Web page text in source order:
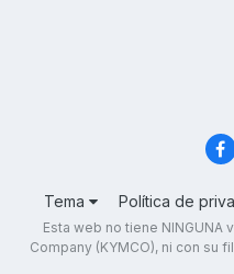
Tema Política de
Esta web no tiene NINGUNA
Company (KYMCO), ni con su